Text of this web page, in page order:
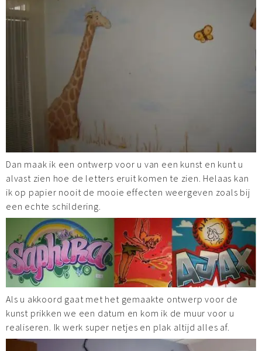
Dan maak ik een ontwerp voor u van een kunst en kunt u
alvast zien hoe de letters eruit komen te zien. Helaas kan
ik op papier nooit de mooie effecten weergeven zoals bij
een echte schildering.
Als u akkoord gaat met het gemaakte ontwerp voor de
kunst prikken we een datum en kom ik de muur voor u
realiseren. Ik werk super netjes en plak altijd alles af.